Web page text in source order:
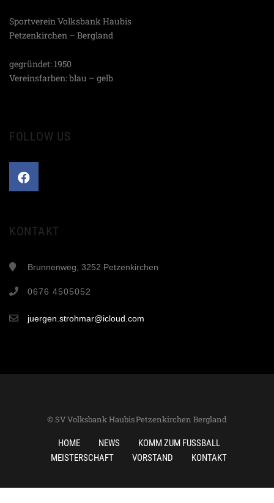
Sportverein Volksbank Haubis
Petzenkirchen – Bergland
gegründet: 1950
Vereinsfarben: blau – gelb
FOLLOW US
KONTAKT
Brunnenweg, 3252 Petzenkirchen
0676 4505052
juergen.strohmar@icloud.com
© SV Volksbank Haubis Petzenkirchen Bergland
HOME NEWS
KOMM ZUM FUSSBALL
MEISTERSCHAFT
VORSTAND KONTAKT